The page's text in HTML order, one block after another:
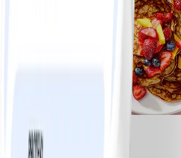
Bananpannkakor